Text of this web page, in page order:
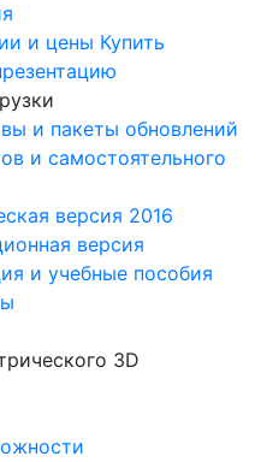
и цены Купить
и пакеты обновлений
и самостоятельного
версия 2016
версия
и учебные пособия
3D